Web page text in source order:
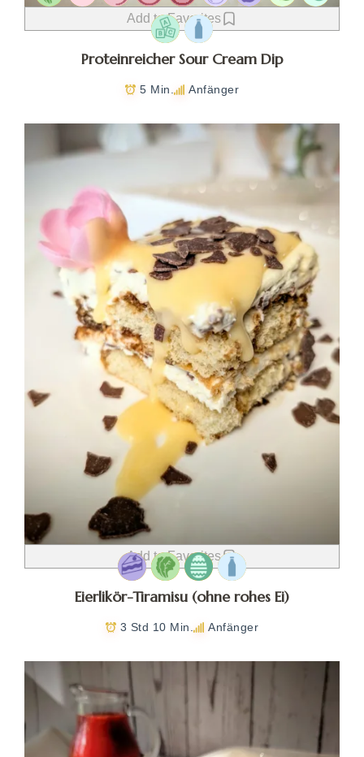
Add to Favorites
Proteinreicher Sour Cream Dip
5 Min. Anfänger
Add to Favorites
Eierlikör-Tiramisu (ohne rohes Ei)
3 Std 10 Min. Anfänger